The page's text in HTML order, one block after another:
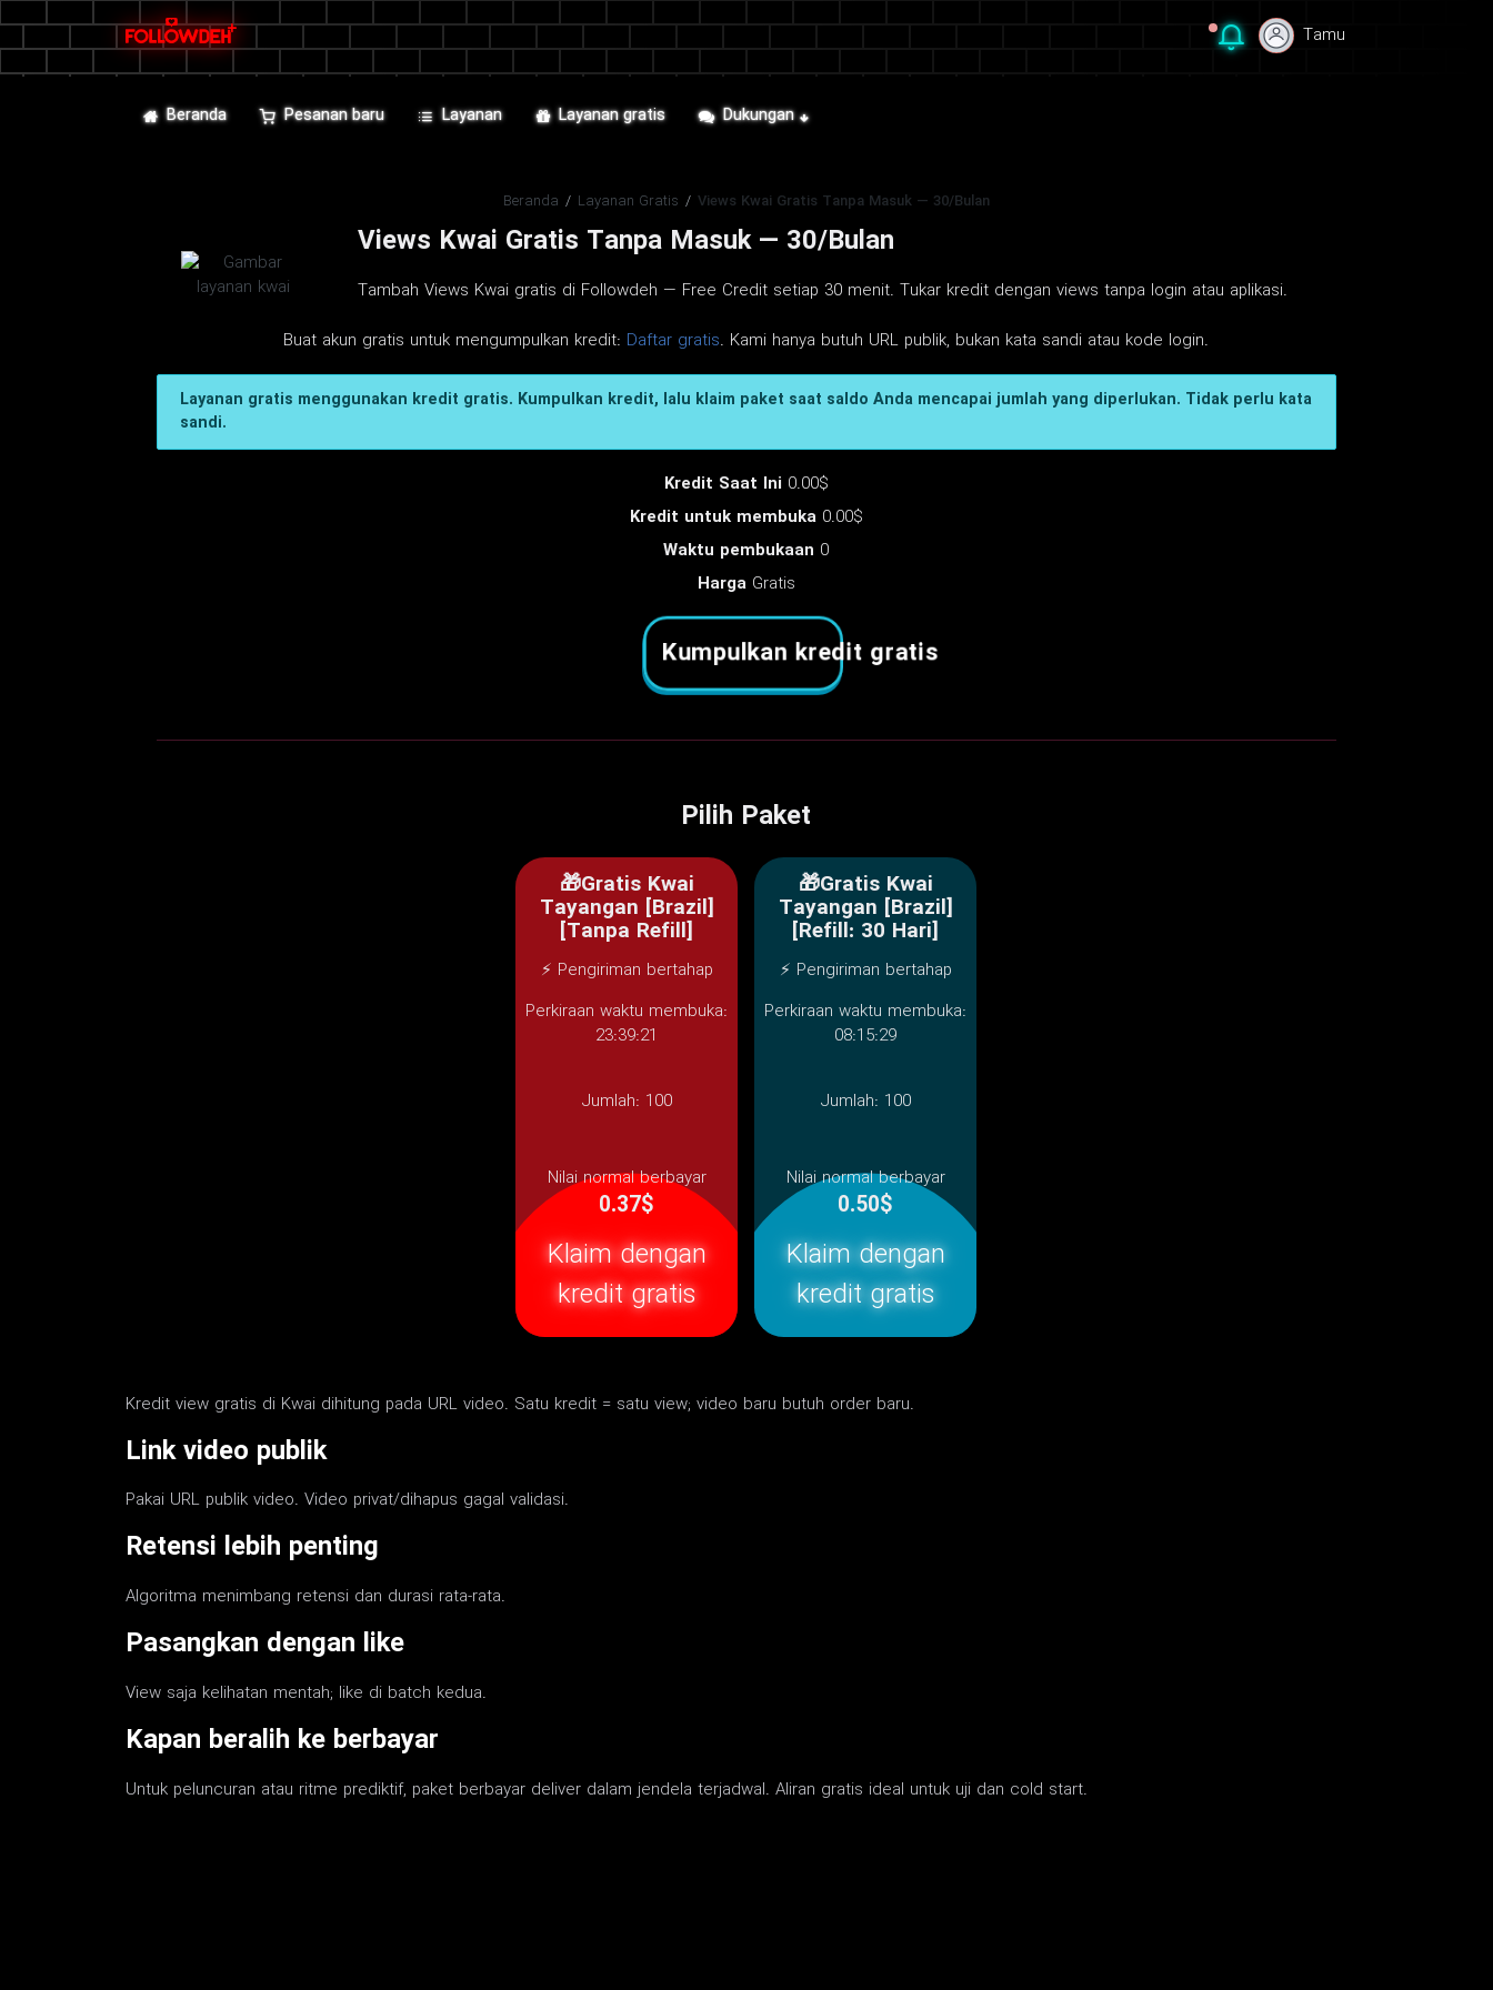
Tamu
Beranda Pesanan baru Layanan Layanan gratis Dukungan
Beranda / Layanan Gratis / Views Kwai Gratis Tanpa Masuk — 30/Bulan
Views Kwai Gratis Tanpa Masuk — 30/Bulan
Tambah Views Kwai gratis di Followdeh — Free Credit setiap 30 menit. Tukar kredit dengan views tanpa login atau aplikasi.
Buat akun gratis untuk mengumpulkan kredit: Daftar gratis. Kami hanya butuh URL publik, bukan kata sandi atau kode login.
Layanan gratis menggunakan kredit gratis. Kumpulkan kredit, lalu klaim paket saat saldo Anda mencapai jumlah yang diperlukan. Tidak perlu kata
sandi.
Kredit Saat Ini 0.00$
Kredit untuk membuka 0.00$
Waktu pembukaan 0
HargaGratis
Kumpulkan kredit gratis
Pilih Paket
🎁Gratis Kwai
Tayangan [Brazil]
[Tanpa Refill]
⚡ Pengiriman bertahap
Perkiraan waktu membuka:
23:39:21
Jumlah: 100
Nilai normal berbayar
0.37$
Klaim dengan
kredit gratis
🎁Gratis Kwai
Tayangan [Brazil]
[Refill: 30 Hari]
⚡ Pengiriman bertahap
Perkiraan waktu membuka:
08:15:29
Jumlah: 100
Nilai normal berbayar
0.50$
Klaim dengan
kredit gratis
Kredit view gratis di Kwai dihitung pada URL video. Satu kredit = satu view; video baru butuh order baru.
Link video publik
Pakai URL publik video. Video privat/dihapus gagal validasi.
Retensi lebih penting
Algoritma menimbang retensi dan durasi rata-rata.
Pasangkan dengan like
View saja kelihatan mentah; like di batch kedua.
Kapan beralih ke berbayar
Untuk peluncuran atau ritme prediktif, paket berbayar deliver dalam jendela terjadwal. Aliran gratis ideal untuk uji dan cold start.